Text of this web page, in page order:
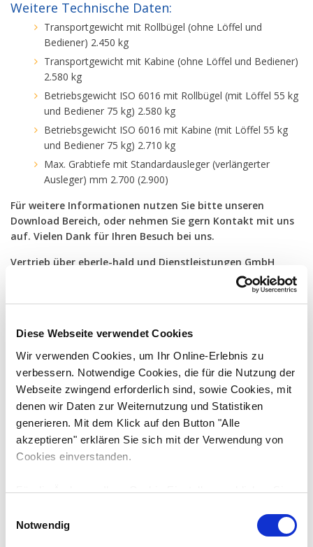
Diese Webseite verwendet Cookies
Wir verwenden Cookies, um Ihr Online-Erlebnis zu
verbessern. Notwendige Cookies, die für die Nutzung der
Webseite zwingend erforderlich sind, sowie Cookies, mit
denen wir Daten zur Weiternutzung und Statistiken
generieren. Mit dem Klick auf den Button "Alle
akzeptieren" erklären Sie sich mit der Verwendung von
Cookies einverstanden.
Für die Änderung Ihrer Cookie-Einstellungen klicken Sie
Umständen können durch die Anpassung der
Einstellungen bestimmte Funktionen nicht fehlerfrei
Notwendig
Weitere Technische Daten:
Transportgewicht mit Rollbügel (ohne Löffel und
Bediener) 2.450 kg
Transportgewicht mit Kabine (ohne Löffel und Bediener)
2.580 kg
Betriebsgewicht ISO 6016 mit Rollbügel (mit Löffel 55 kg
und Bediener 75 kg) 2.580 kg
Betriebsgewicht ISO 6016 mit Kabine (mit Löffel 55 kg
und Bediener 75 kg) 2.710 kg
Max. Grabtiefe mit Standardausleger (verlängerter
Ausleger) mm 2.700 (2.900)
Für weitere Informationen nutzen Sie bitte unseren
Download Bereich, oder nehmen Sie gern Kontakt mit uns
auf. Vielen Dank für Ihren Besuch bei uns.
Vertrieb über eberle-hald und Dienstleistungen GmbH
Technische Daten Downloads
Motorleistung
13.7 kW / 18.6 PS